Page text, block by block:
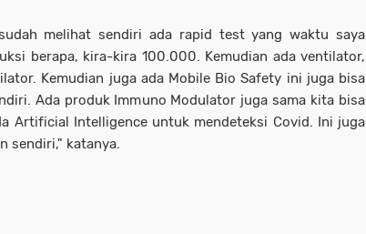
melihat sendiri ada rapid test yang waktu saya
berapa, kira-kira 100.000. Kemudian ada ventilator,
Kemudian juga ada Mobile Bio Safety ini juga bisa
Ada produk Immuno Modulator juga sama kita bisa
Artificial Intelligence untuk mendeteksi Covid. Ini juga
sendiri," katanya.